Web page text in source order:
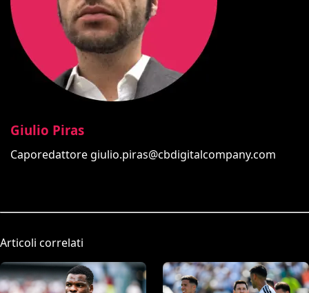
Giulio Piras
Caporedattoregiulio.piras@cbdigitalcompany.com
Articoli correlati